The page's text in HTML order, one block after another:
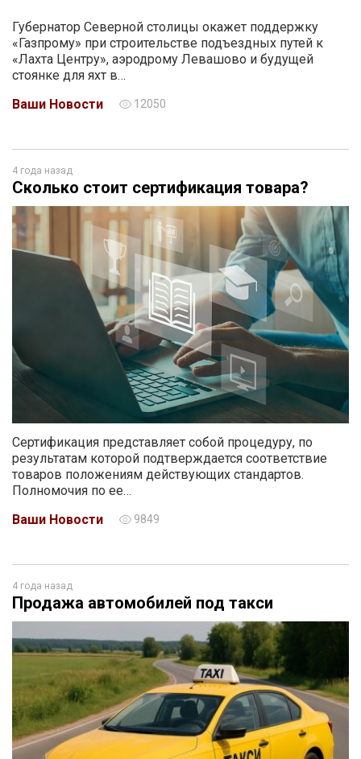
Губернатор Северной столицы окажет поддержку
«Газпрому» при строительстве подъездных путей к
«Лахта Центру», аэродрому Левашово и будущей
стоянке для яхт в…
Ваши Новости
12050
4 года назад
Сколько стоит сертификация товара?
Сертификация представляет собой процедуру, по
результатам которой подтверждается соответствие
товаров положениям действующих стандартов.
Полномочия по ее…
Ваши Новости
9849
4 года назад
Продажа автомобилей под такси